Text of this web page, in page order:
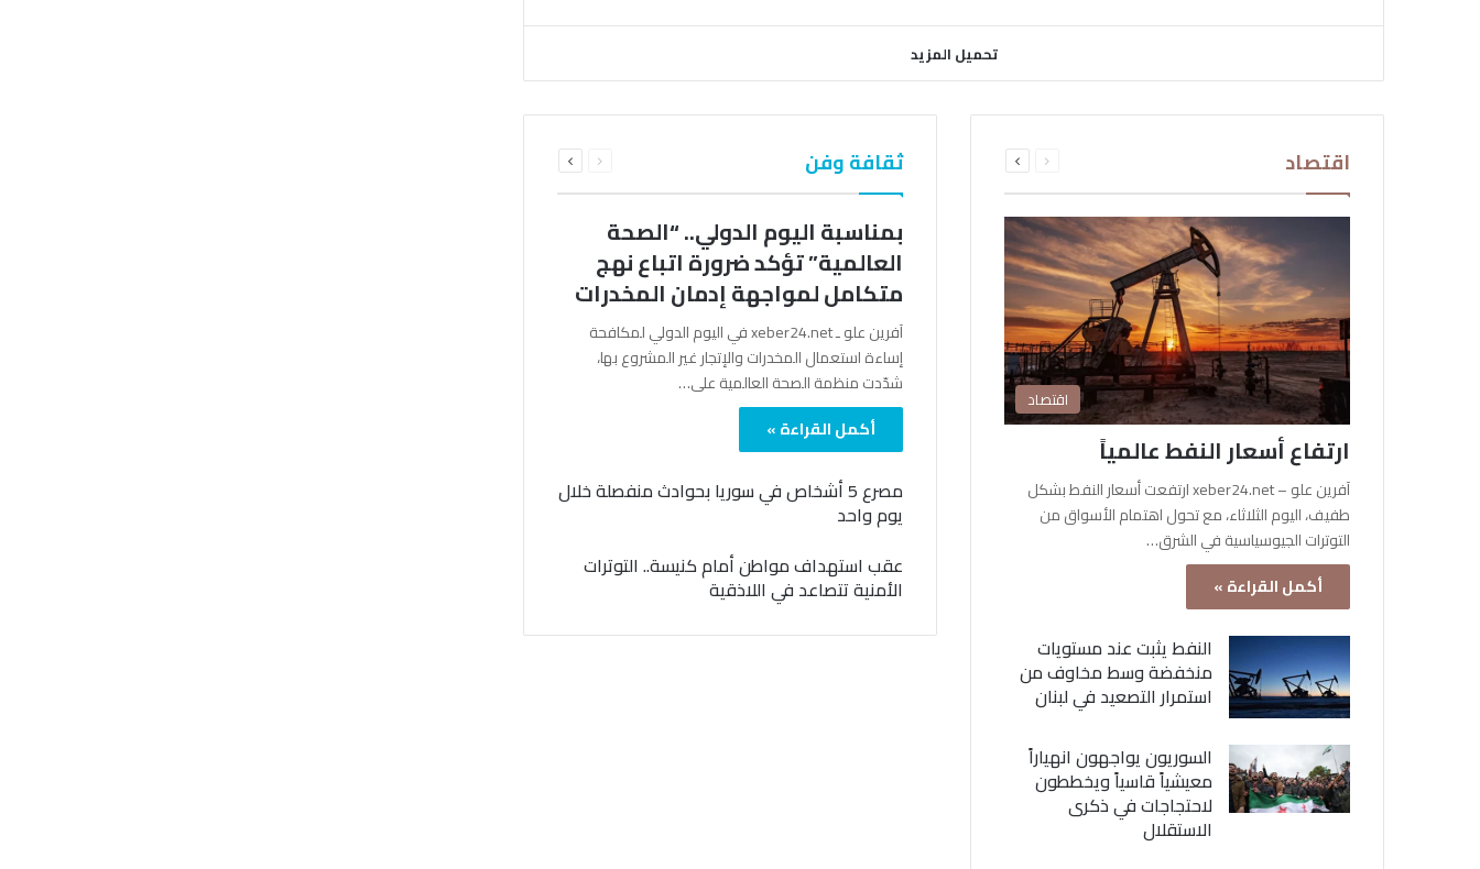
تحميل المزيد
اقتصاد الصفحةالصفحة
اقتصاد
ارتفاع أسعار النفط عالمياً
آفرين علو – xeber24.net ارتفعت أسعار النفط بشكل
طفيف، اليوم الثلاثاء، مع تحول اهتمام الأسواق من
التوترات الجيوسياسية في الشرق…
أكمل القراءة »
النفط يثبت عند مستويات
منخفضة وسط مخاوف من
استمرار التصعيد في لبنان
السوريون يواجهون انهياراً
معيشياً قاسياً ويخططون
لاحتجاجات في ذكرى
الاستقلال
ثقافة وفن الصفحةالصفحة
بمناسبة اليوم الدولي.. “الصحة
العالمية” تؤكد ضرورة اتباع نهج
متكامل لمواجهة إدمان المخدرات
آفرين علو ـ xeber24.net في اليوم الدولي لمكافحة
إساءة استعمال المخدرات والإتجار غير المشروع بها،
شدّدت منظمة الصحة العالمية على…
أكمل القراءة »
مصرع 5 أشخاص في سوريا بحوادث منفصلة خلال
يوم واحد
عقب استهداف مواطن أمام كنيسة.. التوترات
الأمنية تتصاعد في اللاذقية